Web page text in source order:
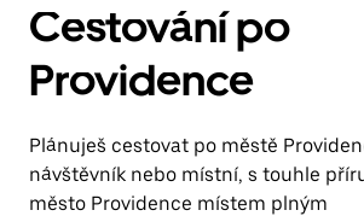
Cestování po
Providence
Plánuješ cestovat po městě
návštěvník nebo místní, s touhle
město Providence místem plným